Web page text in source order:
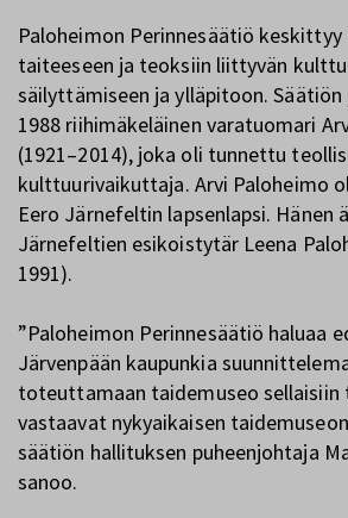
Paloheimon Perinnesäätiö
taiteeseen ja teoksiin liittyvän
säilyttämiseen ja ylläpitoon. Säätiön
1988 riihimäkeläinen varatuomari
(1921–2014), joka oli tunnettu
kulttuurivaikuttaja. Arvi Paloheimo
Eero Järnefeltin lapsenlapsi. Hänen
Järnefeltien esikoistytär Leena
1991).
”Paloheimon Perinnesäätiö haluaa
Järvenpään kaupunkia
toteuttamaan taidemuseo sellaisiin
vastaavat nykyaikaisen
säätiön hallituksen puheenjohtaja
sanoo.